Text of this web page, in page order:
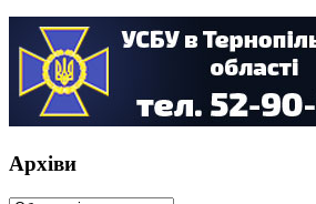
Архіви